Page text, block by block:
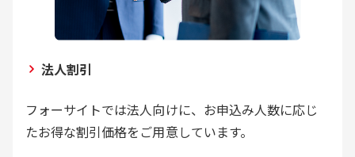
法人割引
フォーサイトでは法人向けに、お申込み人数に応じ
たお得な割引価格をご用意しています。